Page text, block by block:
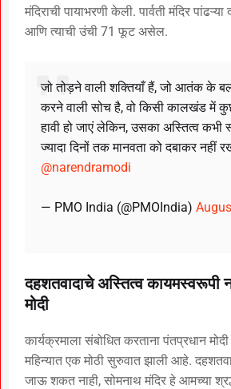
मंदिराची पायाभरणी केली. पार्वती मंदिर
आणि त्याची उंची 71 फूट असेल.
जो तोड़ने वाली शक्तियाँ हैं, जो आतंक के
करने वाली सोच है, वो किसी कालखंड में
हावी हो जाएं लेकिन, उसका अस्तित्व कभी
ज्यादा दिनों तक मानवता को दबाकर नहीं
@narendramodi
— PMO India (@PMOIndia)
दहशतवादाचे अस्तित्व कायमस्वरूपी
मोदी
कार्यक्रमाला संबोधित करताना पंतप्रधान
महिन्यात एक मोठी सुरुवात झाली आहे.
जाऊ शकत नाही, सोमनाथ मंदिर हे आमच्या